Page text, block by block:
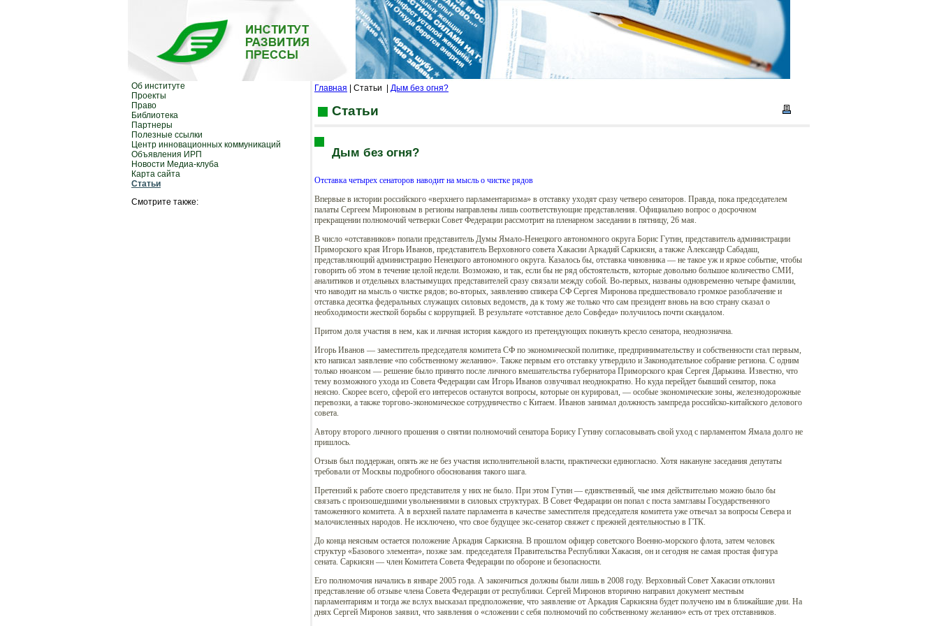
Об институте
Проекты
Право
Библиотека
Партнеры
Полезные ссылки
Центр инновационных коммуникаций
Объявления ИРП
Новости Медиа-клуба
Карта сайта
Статьи
Смотрите также:
Главная | Статьи Дым без огня?
Статьи
Дым без огня?
Отставка четырех сенаторов наводит на мысль о чистке рядов
Впервые в истории российского «верхнего парламентаризма» в отставку уходят сразу четверо сенаторов. Правда, пока председателем
палаты Сергеем Мироновым в регионы направлены лишь соответствующие представления. Официально вопрос о досрочном
прекращении полномочий четверки Совет Федерации рассмотрит на пленарном заседании в пятницу, 26 мая.
В число «отставников» попали представитель Думы Ямало-Ненецкого автономного округа Борис Гутин, представитель администрации
Приморского края Игорь Иванов, представитель Верховного совета Хакасии Аркадий Саркисян, а также Александр Сабадаш,
представляющий администрацию Ненецкого автономного округа. Казалось бы, отставка чиновника — не такое уж и яркое событие, чтобы
говорить об этом в течение целой недели. Возможно, и так, если бы не ряд обстоятельств, которые довольно большое количество СМИ,
аналитиков и отдельных властьимущих представителей сразу связали между собой. Во-первых, названы одновременно четыре фамилии,
что наводит на мысль о чистке рядов; во-вторых, заявлению спикера СФ Сергея Миронова предшествовало громкое разоблачение и
отставка десятка федеральных служащих силовых ведомств, да к тому же только что сам президент вновь на всю страну сказал о
необходимости жесткой борьбы с коррупцией. В результате «отставное дело Совфеда» получилось почти скандалом.
Притом доля участия в нем, как и личная история каждого из претендующих покинуть кресло сенатора, неоднозначна.
Игорь Иванов — заместитель председателя комитета СФ по экономической политике, предпринимательству и собственности стал первым,
кто написал заявление «по собственному желанию». Также первым его отставку утвердило и Законодательное собрание региона. С одним
только нюансом — решение было принято после личного вмешательства губернатора Приморского края Сергея Дарькина. Известно, что
тему возможного ухода из Совета Федерации сам Игорь Иванов озвучивал неоднократно. Но куда перейдет бывший сенатор, пока
неясно. Скорее всего, сферой его интересов останутся вопросы, которые он курировал, — особые экономические зоны, железнодорожные
перевозки, а также торгово-экономическое сотрудничество с Китаем. Иванов занимал должность зампреда российско-китайского делового
совета.
Автору второго личного прошения о снятии полномочий сенатора Борису Гутину согласовывать свой уход с парламентом Ямала долго не
пришлось.
Отзыв был поддержан, опять же не без участия исполнительной власти, практически единогласно. Хотя накануне заседания депутаты
требовали от Москвы подробного обоснования такого шага.
Претензий к работе своего представителя у них не было. При этом Гутин — единственный, чье имя действительно можно было бы
связать с произошедшими увольнениями в силовых структурах. В Совет Федарации он попал с поста замглавы Государственного
таможенного комитета. А в верхней палате парламента в качестве заместителя председателя комитета уже отвечал за вопросы Севера и
малочисленных народов. Не исключено, что свое будущее экс-сенатор свяжет с прежней деятельностью в ГТК.
До конца неясным остается положение Аркадия Саркисяна. В прошлом офицер советского Военно-морского флота, затем человек
структур «Базового элемента», позже зам. председателя Правительства Республики Хакасия, он и сегодня не самая простая фигура
сената. Саркисян — член Комитета Совета Федерации по обороне и безопасности.
Его полномочия начались в январе 2005 года. А закончиться должны были лишь в 2008 году. Верховный Совет Хакасии отклонил
представление об отзыве члена Совета Федерации от республики. Сергей Миронов вторично направил документ местным
парламентариям и тогда же вслух высказал предположение, что заявление от Аркадия Саркисяна будет получено им в ближайшие дни. На
днях Сергей Миронов заявил, что заявления о «сложении с себя полномочий по собственному желанию» есть от трех отставников.